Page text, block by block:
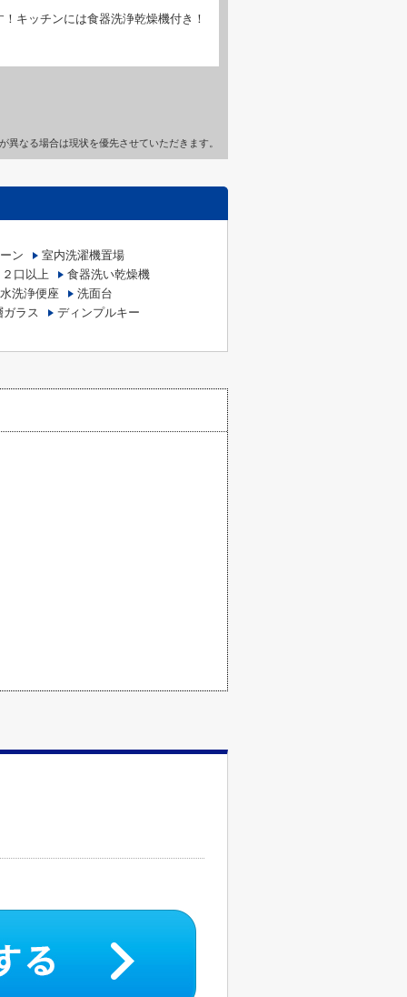
キッチンには食器洗浄乾燥機付き！
なる場合は現状を優先させていただきます。
ン
室内洗濯機置場
口以上
食器洗い乾燥機
洗浄便座
洗面台
ガラス
ディンプルキー